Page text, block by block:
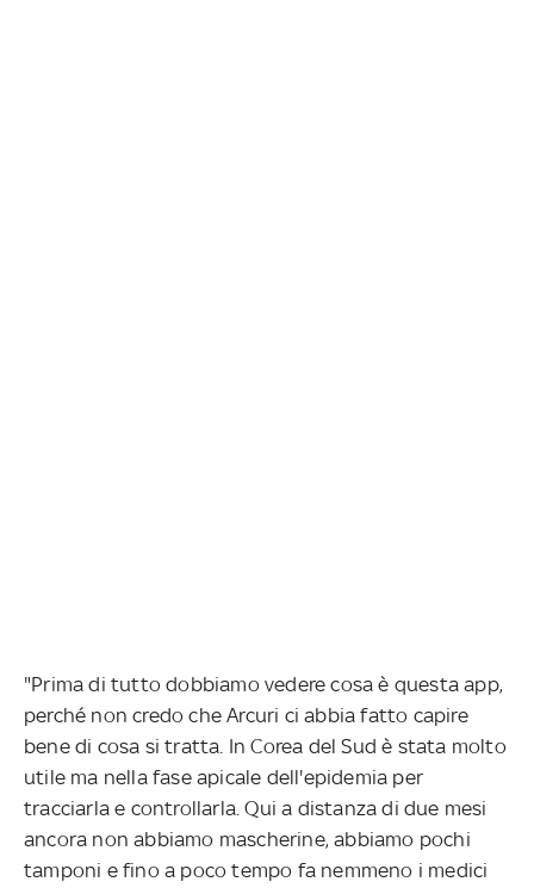
"Prima di tutto dobbiamo vedere cosa è questa app,
perché non credo che Arcuri ci abbia fatto capire
bene di cosa si tratta. In Corea del Sud è stata molto
utile ma nella fase apicale dell'epidemia per
tracciarla e controllarla. Qui a distanza di due mesi
ancora non abbiamo mascherine, abbiamo pochi
tamponi e fino a poco tempo fa nemmeno i medici